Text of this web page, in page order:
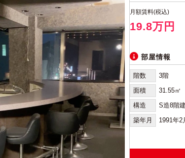
月額賃料(税込)
19.8万円
部屋情報
階数
3階
面積
31.55㎡
構造
S造8階建
築年月
1991年2